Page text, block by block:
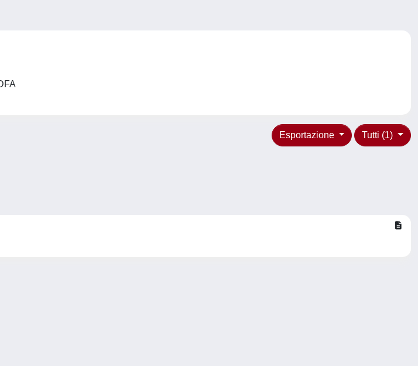
Tutti (1)
Esportazione